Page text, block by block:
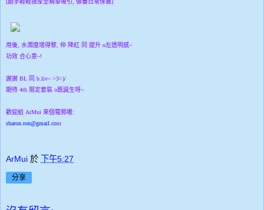
[跟手輕輕按摩至精華吸引, 做番日常保養]
用後, 水潤度增得黎, 仲 降紅 同 提升 o左透明感~
功效 合心意~!
謝謝 BL 同 b.liv~ >3<)/
期待 4th 限定套裝 o既誕生呀~
歡迎給 ArMui 來個電郵喔:
sharon.ron@gmail.com
ArMui 於 下午5:27
分享